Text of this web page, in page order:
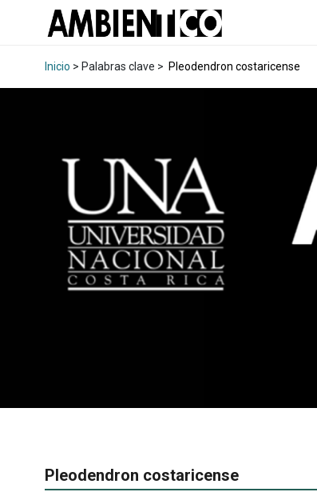
Inicio > Palabras clave > Pleodendron costaricense
Pleodendron costaricense